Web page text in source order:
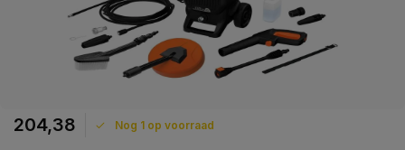
204,38 Nog 1 op voorraad